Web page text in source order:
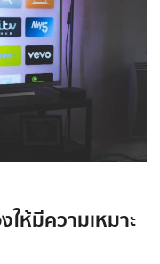
ให้มีความเหมาะ